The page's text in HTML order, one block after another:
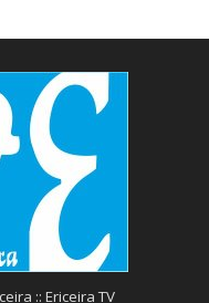
:: Ericeira TV